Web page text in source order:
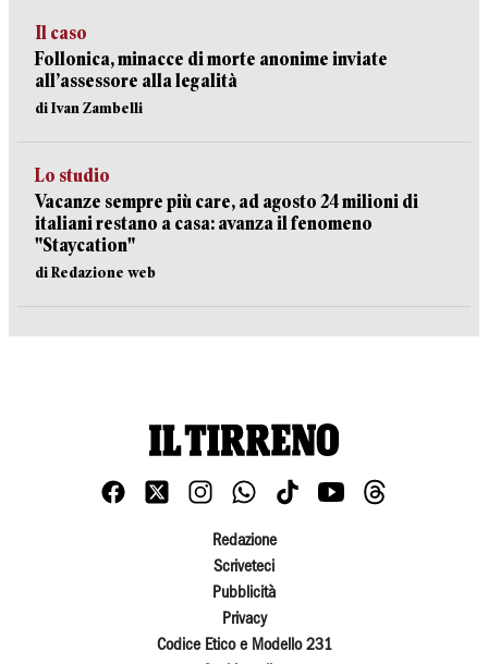
Il caso
Follonica, minacce di morte anonime inviate
all’assessore alla legalità
di Ivan Zambelli
Lo studio
Vacanze sempre più care, ad agosto 24 milioni di
italiani restano a casa: avanza il fenomeno
"Staycation"
di Redazione web
Redazione
Scriveteci
Pubblicità
Privacy
Codice Etico e Modello 231